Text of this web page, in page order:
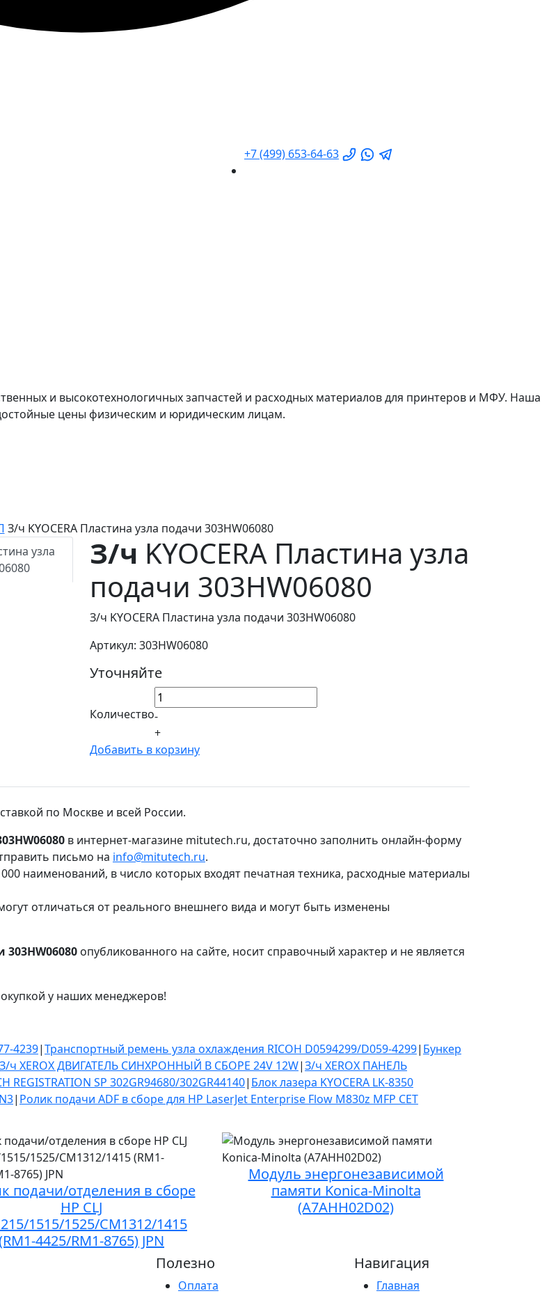
+7 (499) 653-64-63
и высокотехнологичных запчастей и расходных материалов для принтеров и МФУ. Наша
цены физическим и юридическим лицам.
З/ч KYOCERA Пластина узла подачи 303HW06080
З/ч KYOCERA Пластина узла
подачи 303HW06080
З/ч KYOCERA Пластина узла подачи 303HW06080
Артикул: 303HW06080
Уточняйте
Количество-
+
Добавить в корзину
по Москве и всей России.
в интернет-магазине mitutech.ru, достаточно заполнить онлайн-форму
письмо на info@mitutech.ru.
наименований, в число которых входят печатная техника, расходные материалы
отличаться от реального внешнего вида и могут быть изменены
303HW06080 опубликованного на сайте, носит справочный характер и не является
у наших менеджеров!
4239|Транспортный ремень узла охлаждения RICOH D0594299/D059-4299| Бункер
З/ч XEROX ДВИГАТЕЛЬ СИНХРОННЫЙ В СБОРЕ 24V 12W|З/ч XEROX ПАНЕЛЬ
REGISTRATION SP 302GR94680/302GR44140| Блок лазера KYOCERA LK-8350
| Ролик подачи ADF в сборе для HP LaserJet Enterprise Flow M830z MFP CET
подачи/отделения в сборе
HP CLJ
1515/1525/CM1312/1415
4425/RM1-8765) JPN
Модуль энергонезависимой
памяти Konica-Minolta
(A7AHH02D02)
Полезно
Оплата
Навигация
Главная